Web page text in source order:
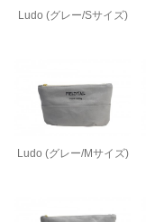
Ludo (グレー/Sサイズ)
Ludo (グレー/Mサイズ)